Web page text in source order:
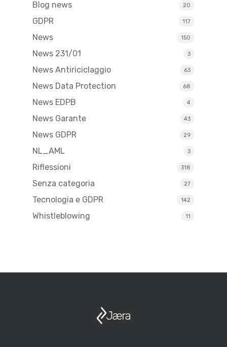
Blog news 20
GDPR 117
News 150
News 231/01 3
News Antiriciclaggio 63
News Data Protection 68
News EDPB 4
News Garante 43
News GDPR 29
NL_AML 3
Riflessioni 318
Senza categoria 27
Tecnologia e GDPR 142
Whistleblowing 11